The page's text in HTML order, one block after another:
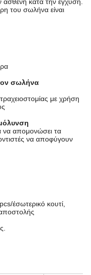
του σωλήνα είναι
σωλήνα
με χρήση
να απομονώσει τα
να αποφύγουν
έσωτερικό κουτί,